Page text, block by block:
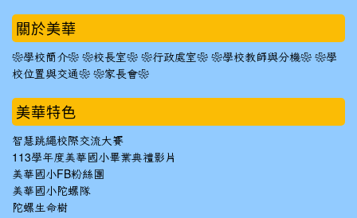
::: 關於美華
❀學校簡介❀ ❀校長室❀ ❀行政處室❀ ❀學校教師與分機❀ ❀學
校位置與交通❀ ❀家長會❀
美華特色
智慧跳繩校際交流大賽
113學年度美華國小畢業典禮影片
美華國小FB粉絲團
美華國小陀螺隊
陀螺生命樹